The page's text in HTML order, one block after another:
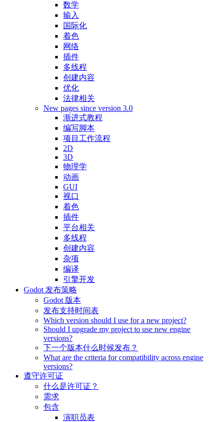
数学
输入
国际化
着色
网络
插件
多线程
创建内容
优化
法律相关
New pages since version 3.0
渐进式教程
编写脚本
项目工作流程
2D
3D
物理学
动画
GUI
视口
着色
插件
平台相关
多线程
创建内容
杂项
编译
引擎开发
Godot 发布策略
Godot 版本
发布支持时间表
Which version should I use for a new project?
Should I upgrade my project to use new engine
versions?
下一个版本什么时候发布？
What are the criteria for compatibility across engine
versions?
遵守许可证
什么是许可证？
需求
包含
演职员表